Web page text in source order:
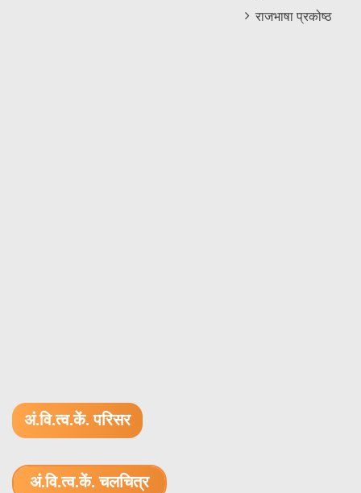
राजभाषा प्रकोष्ठ
अं.वि.त्व.कें. परिसर
अं.वि.त्व.कें. चलचित्र